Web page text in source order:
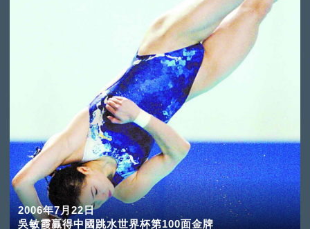
2006年7月22日
吳敏霞贏得中國跳水世界杯第100面金牌